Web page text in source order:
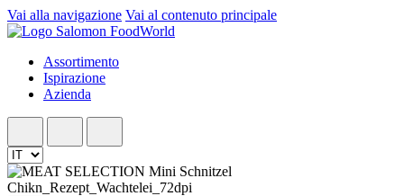
Vai alla navigazione Vai al contenuto principale
Assortimento
Ispirazione
Azienda